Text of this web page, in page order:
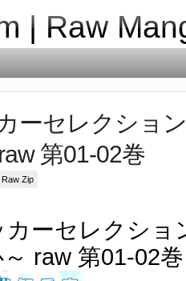
| Raw
ーセレクショ
第01-02巻
Raw Zip
ーセレクショ
raw 第01-02巻